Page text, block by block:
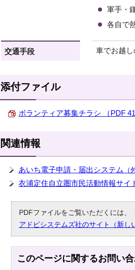
軍手・
各自で
交通手段 車でお越し
添付ファイル
ボランティア募集チラシ （PDF
関連情報
あいち電子申請・届出システム （
衣浦定住自立圏市民活動情報サイ
PDFファイルをご覧いただくには
アドビシステムズ社のサイト（新し
このページに関するお問い